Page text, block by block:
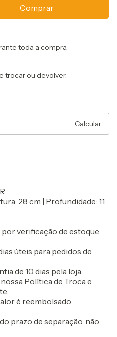
toda a compra.
trocar ou devolver.
Calcular
28 cm | Profundidade: 11
verificação de estoque
úteis para pedidos de
de 10 dias pela loja.
Política de Troca e
é reembolsado
prazo de separação, não